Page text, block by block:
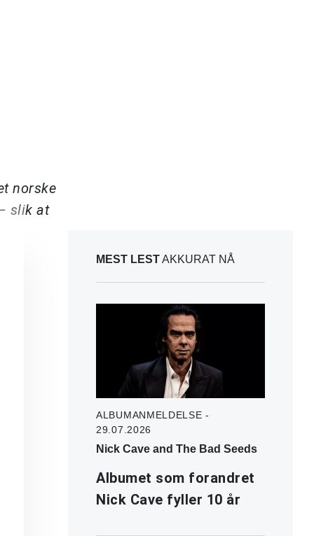
norske
slik at
MEST LESTAKKURAT NÅ
ALBUMANMELDELSE -
29.07.2026
Nick Cave and The Bad Seeds
Albumet som forandret
Nick Cave fyller 10 år